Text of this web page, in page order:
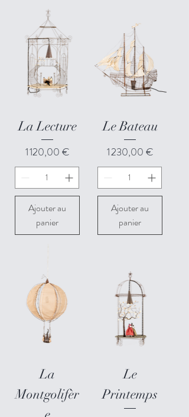
La Lecture
Prix
1 120,00 €
Ajouter au
panier
Le Bateau
Prix
1 230,00 €
Ajouter au
panier
La
Montgolifèr
Le
Printemps